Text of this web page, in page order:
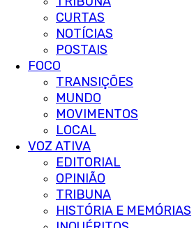
CURTAS
NOTÍCIAS
POSTAIS
FOCO
TRANSIÇÕES
MUNDO
MOVIMENTOS
LOCAL
VOZ ATIVA
EDITORIAL
OPINIÃO
TRIBUNA
HISTÓRIA E MEMÓRIAS